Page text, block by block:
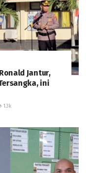
Jantur,
ini
1.3k